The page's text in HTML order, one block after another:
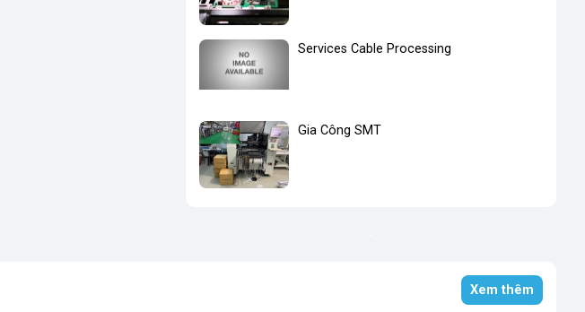
Services Cable Processing
Gia Công SMT
Xem thêm